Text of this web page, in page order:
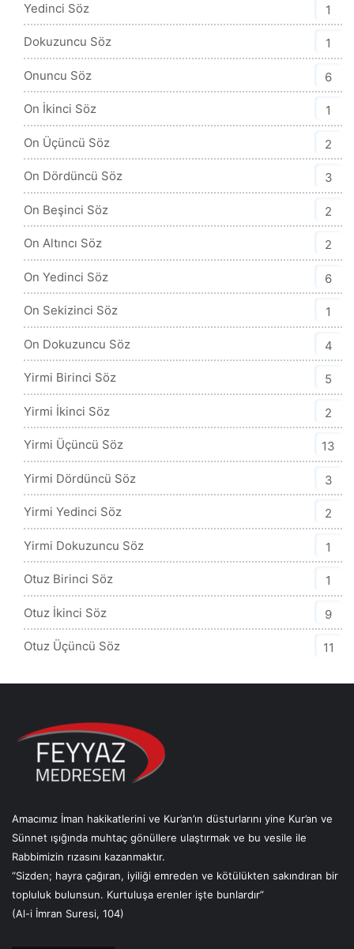
Yedinci Söz 1
Dokuzuncu Söz 1
Onuncu Söz 6
On İkinci Söz 1
On Üçüncü Söz 2
On Dördüncü Söz 3
On Beşinci Söz 2
On Altıncı Söz 2
On Yedinci Söz 6
On Sekizinci Söz 1
On Dokuzuncu Söz 4
Yirmi Birinci Söz 5
Yirmi İkinci Söz 2
Yirmi Üçüncü Söz 13
Yirmi Dördüncü Söz 3
Yirmi Yedinci Söz 2
Yirmi Dokuzuncu Söz 1
Otuz Birinci Söz 1
Otuz İkinci Söz 9
Otuz Üçüncü Söz 11
Amacımız İman hakikatlerini ve Kur’an’ın düsturlarını yine Kur’an ve
Sünnet ışığında muhtaç gönüllere ulaştırmak ve bu vesile ile
Rabbimizin rızasını kazanmaktır.
“Sizden; hayra çağıran, iyiliği emreden ve kötülükten sakındıran bir
topluluk bulunsun. Kurtuluşa erenler işte bunlardır”
(Al-i İmran Suresi, 104)